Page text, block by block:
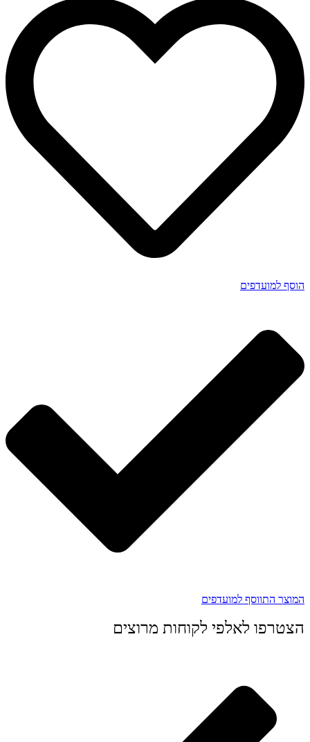
הוסף למועדפים
המוצר התווסף למועדפים
הצטרפו לאלפי לקוחות מרוצים